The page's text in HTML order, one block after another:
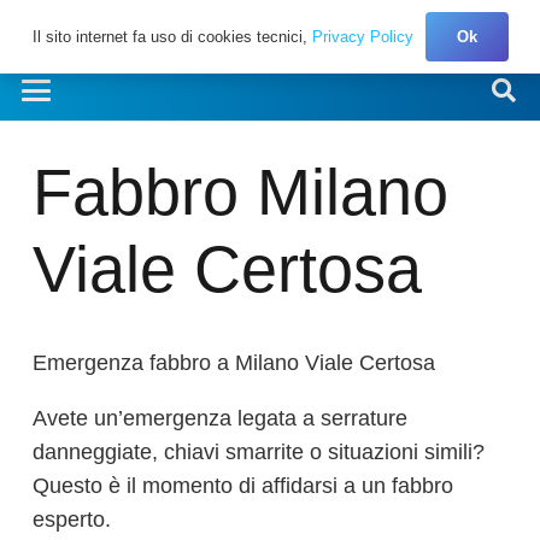
Fabbro Milano
Viale Certosa
Emergenza fabbro a Milano Viale Certosa
Avete un’emergenza legata a serrature
danneggiate, chiavi smarrite o situazioni simili?
Questo è il momento di affidarsi a un fabbro
esperto.
Il sito internet fa uso di cookies tecnici, Privacy Policy Ok